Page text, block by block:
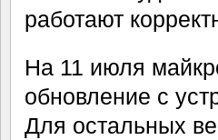
работают
На 11 июля
обновление с
Для остальных